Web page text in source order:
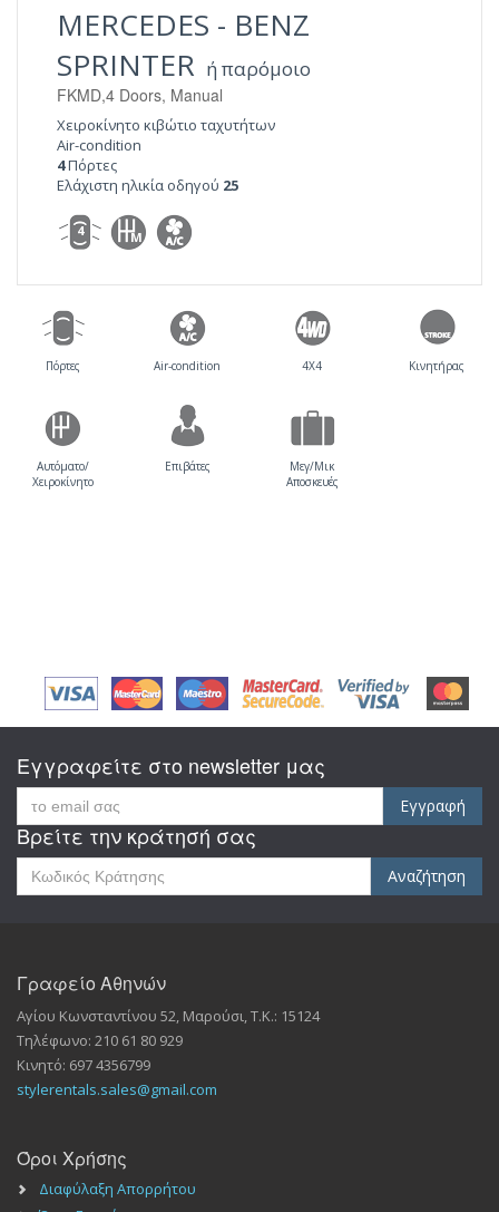
MERCEDES - BENZ
SPRINTER ή παρόμοιο
FKMD,4 Doors, Manual
Χειροκίνητο κιβώτιο ταχυτήτων
Air-condition
4Πόρτες
Ελάχιστη ηλικία οδηγού 25
4 M
Πόρτες Air-condition 4X4 Κινητήρας
Αυτόματο/
Χειροκίνητο
Επιβάτες
Μεγ/Μικ
Αποσκευές
Εγγραφείτε στο newsletter μας
Εγγραφή
Βρείτε την κράτησή σας
Αναζήτηση
Γραφείο Αθηνών
Αγίου Κωνσταντίνου 52, Μαρούσι, Τ.Κ.: 15124
Τηλέφωνο: 210 61 80 929
Κινητό: 697 4356799
stylerentals.sales@gmail.com
Όροι Χρήσης
Διαφύλαξη Απορρήτου